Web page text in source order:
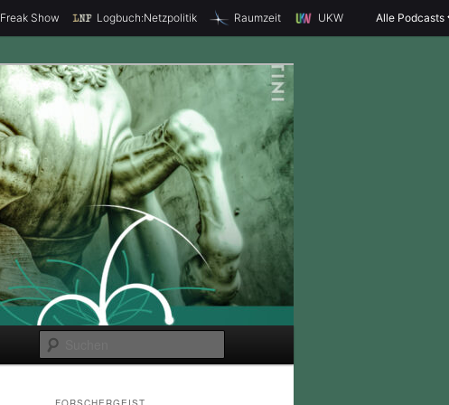
Freak Show Logbuch:Netzpolitik Raumzeit UKW Alle Podcasts
u